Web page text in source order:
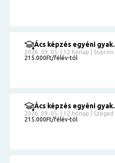
Ács képzés egyéni gyak.
2026. 09. 05. | 12 hónap | Sopron
215.000Ft/félév-tól
Ács képzés egyéni gyak.
2026. 09. 05. | 12 hónap | Szeged
215.000Ft/félév-tól